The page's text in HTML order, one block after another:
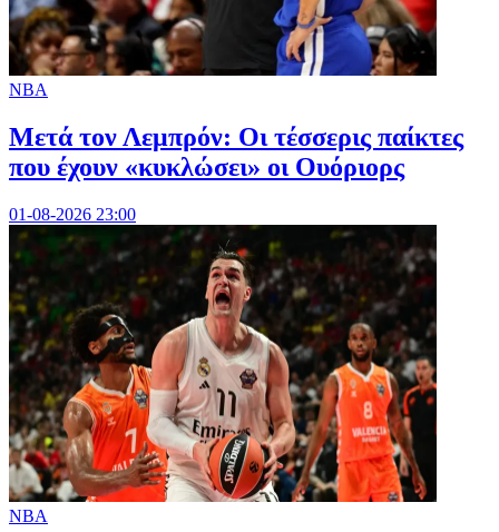
NBA
Μετά τον Λεμπρόν: Οι τέσσερις παίκτες
που έχουν «κυκλώσει» οι Ουόριορς
01-08-2026 23:00
NBA